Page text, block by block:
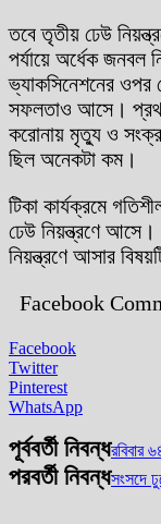
তবে তৃতীয় ঢেউ
পর্যায়ে অর্ধেক জনবল
ভ্যাকসিনেশনের ওপর
সফলতাও আসে। প্রথম
করোনায় মৃত্যু ও
ছিল অনেকটা কম।
টিকা কার্যক্রমে
ঢেউ নিয়ন্ত্রণে আসে।
নিয়ন্ত্রণে আসার
Facebook
Facebook
Twitter
Pinterest
WhatsApp
পূর্ববর্তী নিবন্ধরবিবার
পরবর্তী নিবন্ধসংসদে